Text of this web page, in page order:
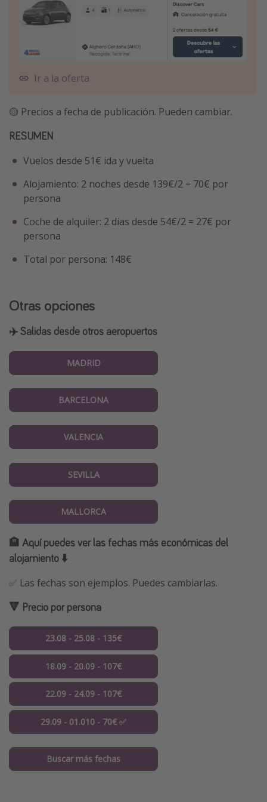
Ir a la oferta
🟡 Precios a fecha de publicación. Pueden cambiar.
RESUMEN
Vuelos desde 51€ ida y vuelta
Alojamiento: 2 noches desde 139€/2 = 70€ por
persona
Coche de alquiler: 2 días desde 54€/2 = 27€ por
persona
Total por persona: 148€
Otras opciones
✈️ Salidas desde otros aeropuertos
MADRID
BARCELONA
VALENCIA
SEVILLA
MALLORCA
🏨 Aquí puedes ver las fechas más económicas del
alojamiento ⬇️
✅ Las fechas son ejemplos. Puedes cambiarlas.
🔻 Precio por persona
23.08 - 25.08 - 135€
18.09 - 20.09 - 107€
22.09 - 24.09 - 107€
29.09 - 01.010 - 70€ ✅
Buscar más fechas